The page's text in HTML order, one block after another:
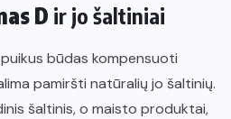
D ir jo šaltiniai
būdas kompensuoti
pamiršti natūralių jo šaltinių.
šaltinis, o maisto produktai,